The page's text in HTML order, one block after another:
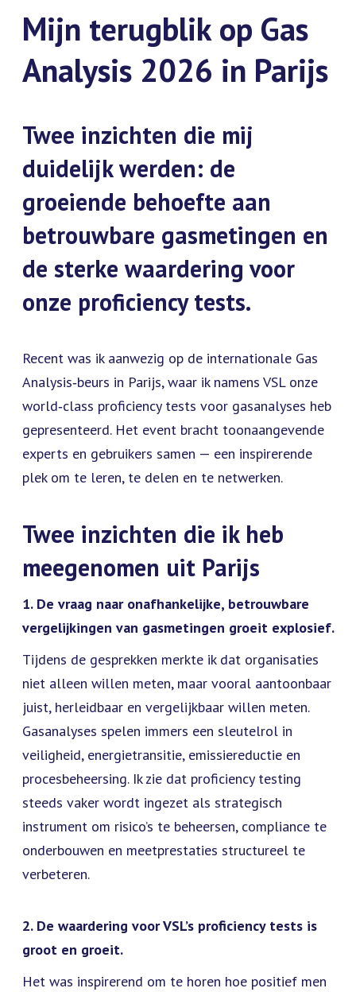
Mijn terugblik op Gas
Analysis 2026 in Parijs
Twee inzichten die mij
duidelijk werden: de
groeiende behoefte aan
betrouwbare gasmetingen en
de sterke waardering voor
onze proficiency tests.
Recent was ik aanwezig op de internationale Gas
Analysis‑beurs in Parijs, waar ik namens VSL onze
world‑class proficiency tests voor gasanalyses heb
gepresenteerd. Het event bracht toonaangevende
experts en gebruikers samen — een inspirerende
plek om te leren, te delen en te netwerken.
Twee inzichten die ik heb
meegenomen uit Parijs
1. De vraag naar onafhankelijke, betrouwbare
vergelijkingen van gasmetingen groeit explosief.
Tijdens de gesprekken merkte ik dat organisaties
niet alleen willen meten, maar vooral aantoonbaar
juist, herleidbaar en vergelijkbaar willen meten.
Gasanalyses spelen immers een sleutelrol in
veiligheid, energietransitie, emissiereductie en
procesbeheersing. Ik zie dat proficiency testing
steeds vaker wordt ingezet als strategisch
instrument om risico’s te beheersen, compliance te
onderbouwen en meetprestaties structureel te
verbeteren.
2. De waardering voor VSL’s proficiency tests is
groot en groeit.
Het was inspirerend om te horen hoe positief men